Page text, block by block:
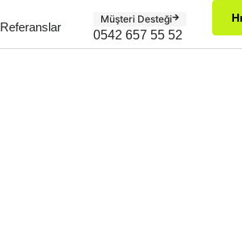
Referanslar
Müşteri Desteği
0542 657 55 52